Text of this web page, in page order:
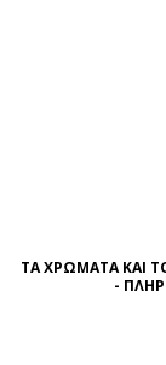
ΤΑ ΧΡΩΜΑΤΑ ΚΑΙ
-